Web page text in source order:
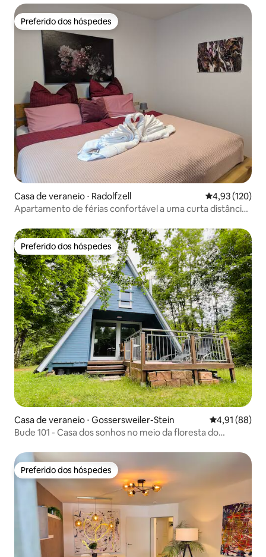
Preferido dos hóspedes
Preferido dos hóspedes
Casa de veraneio ⋅ Radolfzell 4,93 de uma
4,93 (120)
Apartamento de férias confortável a uma curta distância
Preferido dos hóspedes
Preferido dos hóspedes
Casa de veraneio ⋅ Gossersweiler-Stein 4,91 de uma
4,91 (88)
Bude 101 - Casa dos sonhos no meio da floresta do
Preferido dos hóspedes
Preferido dos hóspedes